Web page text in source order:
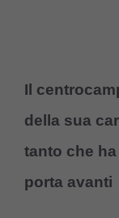
Il
della sua
tanto che
porta avanti